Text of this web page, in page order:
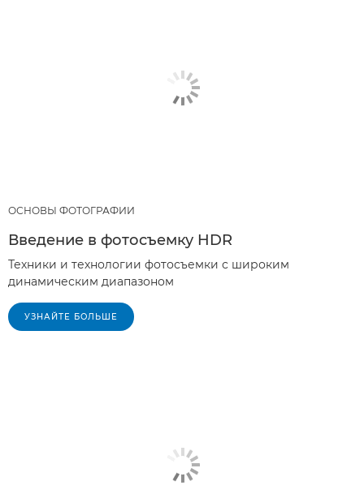
ОСНОВЫ ФОТОГРАФИИ
Введение в фотосъемку HDR
Техники и технологии фотосъемки с широким
динамическим диапазоном
УЗНАЙТЕ БОЛЬШЕ